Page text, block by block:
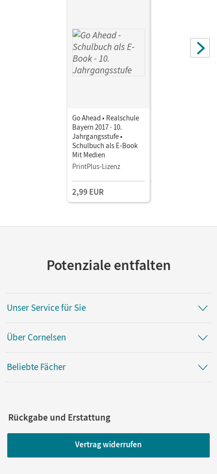
Go Ahead • Realschule
Bayern 2017 · 10.
Jahrgangsstufe •
Schulbuch als E-Book
Mit Medien
PrintPlus-Lizenz
2,99 EUR
Potenziale entfalten
Unser Service für Sie
Über Cornelsen
Beliebte Fächer
Rückgabe und Erstattung
Vertrag widerrufen